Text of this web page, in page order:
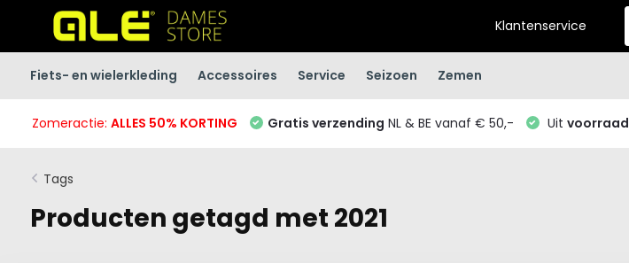
Klantenservice
Fiets- en wielerkleding Accessoires Service Seizoen Zemen
Zomeractie: ALLES 50% KORTING Gratis verzending NL & BE vanaf € 50,- Uit voorraad
Tags
Producten getagd met 2021